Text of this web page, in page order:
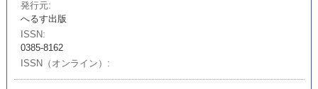
発行元
へるす出版
ISSN
0385-8162
ISSN（オンライン）